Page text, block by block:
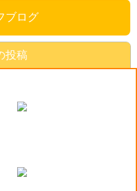
ブログ
投稿
おでかけ注意！！！
…
物を持つのは危ない！？
ない寝方？！